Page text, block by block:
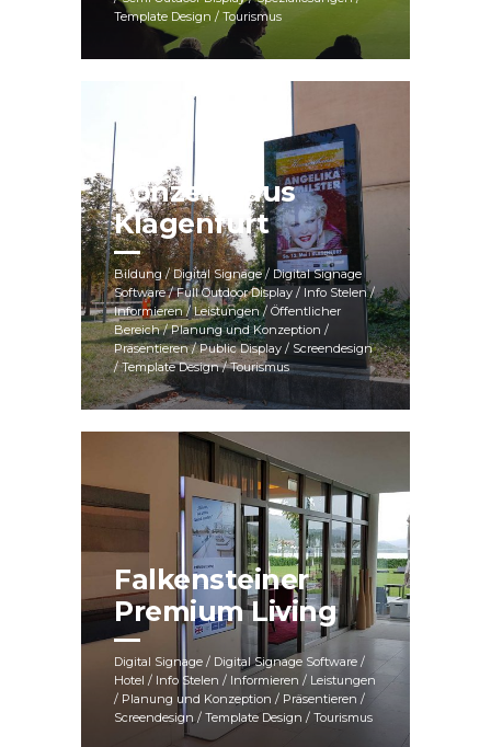
Template Design / Tourismus
Konzerthaus
Klagenfurt
Bildung / Digital Signage / Digital Signage
Software / Full Outdoor Display / Info Stelen /
Informieren / Leistungen / Öffentlicher
Bereich / Planung und Konzeption /
Präsentieren / Public Display / Screendesign
/ Template Design / Tourismus
Falkensteiner
Premium Living
Digital Signage / Digital Signage Software /
Hotel / Info Stelen / Informieren / Leistungen
/ Planung und Konzeption / Präsentieren /
Screendesign / Template Design / Tourismus